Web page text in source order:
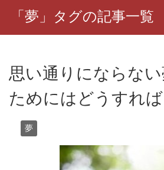
「夢」タグの記事一覧
思い通りにならな
ためにはどうすれ
夢